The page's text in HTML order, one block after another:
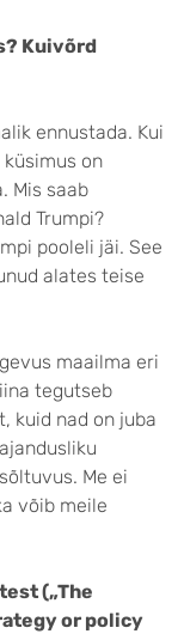
Kuivõrd
ennustada. Kui
on
Mis saab
Trumpi?
pooleli jäi. See
alates teise
maailma eri
tegutseb
kuid nad on juba
Me ei
võib meile
(„The
or policy